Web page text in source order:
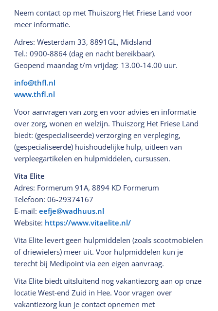
Neem contact op met Thuiszorg Het Friese Land voor
meer informatie.
Adres: Westerdam 33, 8891GL, Midsland
Tel.: 0900-8864 (dag en nacht bereikbaar).
Geopend maandag t/m vrijdag: 13.00-14.00 uur.
info@thfl.nl
www.thfl.nl
Voor aanvragen van zorg en voor advies en informatie
over zorg, wonen en welzijn. Thuiszorg Het Friese Land
biedt: (gespecialiseerde) verzorging en verpleging,
(gespecialiseerde) huishoudelijke hulp, uitleen van
verpleegartikelen en hulpmiddelen, cursussen.
Vita Elite
Adres: Formerum 91A, 8894 KD Formerum
Telefoon: 06-29374167
E-mail:eefje@wadhuus.nl
Website: https://www.vitaelite.nl/
Vita Elite levert geen hulpmiddelen (zoals scootmobielen
of driewielers) meer uit. Voor hulpmiddelen kun je
terecht bij Medipoint via een eigen aanvraag.
Vita Elite biedt uitsluitend nog vakantiezorg aan op onze
locatie West-end Zuid in Hee. Voor vragen over
vakantiezorg kun je contact opnemen met